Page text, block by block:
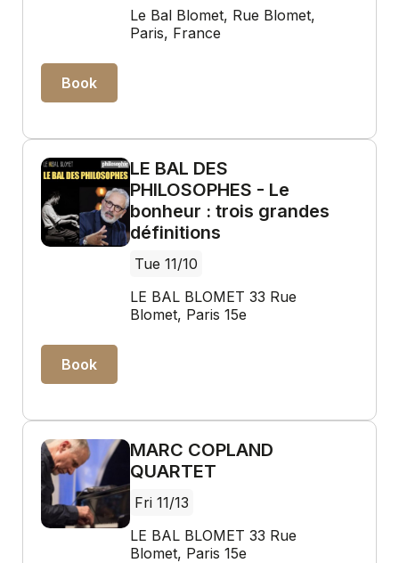
Le Bal Blomet, Rue Blomet,
Paris, France
Book
LE BAL DES
PHILOSOPHES - Le
bonheur : trois grandes
définitions
Tue 11/10
LE BAL BLOMET 33 Rue
Blomet, Paris 15e
Book
MARC COPLAND
QUARTET
Fri 11/13
LE BAL BLOMET 33 Rue
Blomet, Paris 15e